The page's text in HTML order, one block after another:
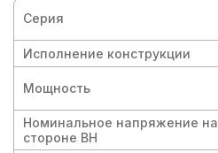
Серия
Исполнение конструкции
Мощность
Номинальное напряжение на
стороне ВН